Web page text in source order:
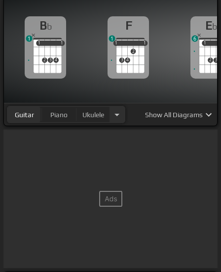
[F]falte esto.
que mañana[Dm] será triste y que no te vayas,
Bb
1
2 3 4
1
1 1
1
F
1
3 4
2
1
1 1
1
Eb
1
2 3
1
6
Guitar Piano Ukulele ShowAll Diagrams